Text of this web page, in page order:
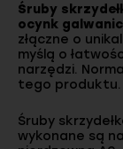
Śruby
ocynk
złączne o
myślą o
narzędzi.
tego produktu.
Śruby
wykonane są